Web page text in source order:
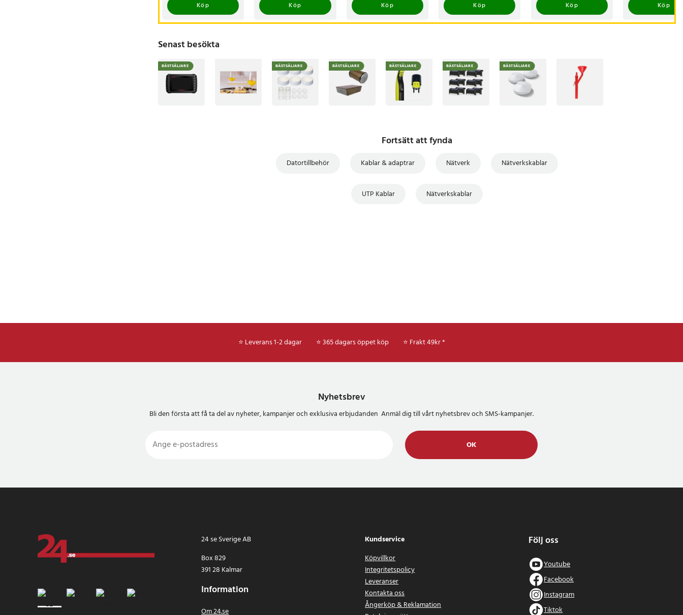
Köp
Köp
Köp
Köp
Köp
Köp
Senast besökta
BÄSTSÄLJARE BÄSTSÄLJARE BÄSTSÄLJARE BÄSTSÄLJARE BÄSTSÄLJARE BÄSTSÄLJARE
Fortsätt att fynda
Datortillbehör Kablar & adaptrar Nätverk Nätverkskablar
UTP Kablar Nätverkskablar
⭐ Leverans 1-2 dagar ⭐ 365 dagars öppet köp ⭐ Frakt 49kr *
Nyhetsbrev
Bli den första att få ta del av nyheter, kampanjer och exklusiva erbjudanden Anmäl dig till vårt nyhetsbrev och SMS-kampanjer.
OK
24 se Sverige AB
Box 829
391 28 Kalmar
Information
Om 24.se
Kundservice
Köpvillkor
Integritetspolicy
Leveranser
Kontakta oss
Ångerköp & Reklamation
Följ oss
Youtube
Facebook
Instagram
Tiktok